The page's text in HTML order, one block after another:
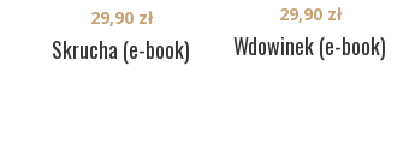
Skrucha (e-book)
29,90 zł
Wdowinek (e-book)
29,90 zł